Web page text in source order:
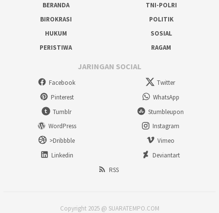
BERANDA
TNI-POLRI
BIROKRASI
POLITIK
HUKUM
SOSIAL
PERISTIWA
RAGAM
JARINGAN SOCIAL
Facebook
Twitter
Pinterest
WhatsApp
Tumblr
Stumbleupon
WordPress
Instagram
>Dribbble
Vimeo
Linkedin
Deviantart
RSS
Copyright 2025 @ SUARATEMPO.COM